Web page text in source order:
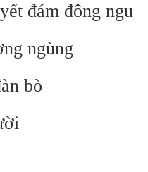
đám đông ngu
ngùng
bò